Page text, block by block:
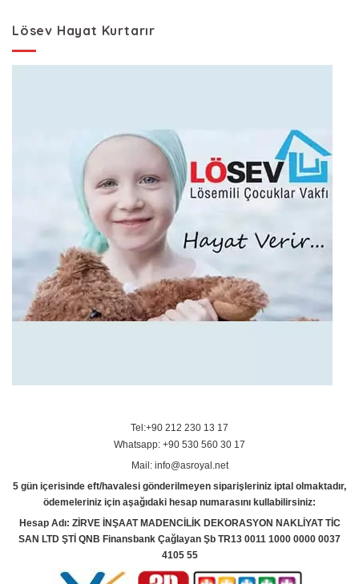
Lösev Hayat Kurtarır
Tel:+90 212 230 13 17
Whatsapp: +90 530 560 30 17
Mail: info@asroyal.net
5 gün içerisinde eft/havalesi gönderilmeyen siparişleriniz iptal olmaktadır,
ödemeleriniz için aşağıdaki hesap numarasını kullabilirsiniz:
Hesap Adı: ZİRVE İNŞAAT MADENCİLİK DEKORASYON NAKLİYAT TİC
SAN LTD ŞTİ QNB Finansbank Çağlayan Şb TR13 0011 1000 0000 0037
4105 55